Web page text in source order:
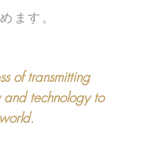
ます。
of transmitting
and technology to